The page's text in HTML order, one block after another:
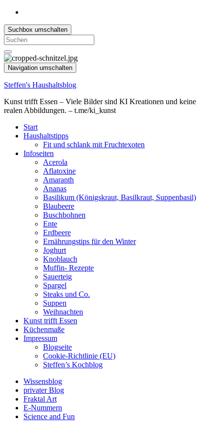
Suchbox umschalten
Search
for:
Navigation umschalten
Steffen's Haushaltsblog
Kunst trifft Essen – Viele Bilder sind KI Kreationen und keine
realen Abbildungen. – t.me/ki_kunst
Start
Haushaltstipps
Fit und schlank mit Fruchtexoten
Infoseiten
Acerola
Aflatoxine
Amaranth
Ananas
Basilikum (Königskraut, Basilkraut, Suppenbasil)
Blaubeere
Buschbohnen
Ente
Erdbeere
Ernährungstips für den Winter
Joghurt
Knoblauch
Muffin- Rezepte
Sauerteig
Spargel
Steaks und Co.
Suppen
Weihnachten
Kunst trifft Essen
Küchenmaße
Impressum
Blogseite
Cookie-Richtlinie (EU)
Steffen’s Kochblog
Wissensblog
privater Blog
Fraktal Art
E-Nummern
Science and Fun